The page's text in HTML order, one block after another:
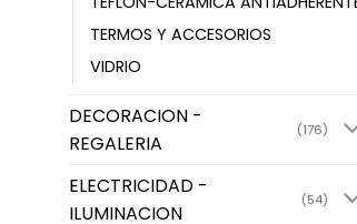
TERMOS Y ACCESORIOS
VIDRIO
DECORACION -
REGALERIA
(176)
ELECTRICIDAD -
ILUMINACION
(54)